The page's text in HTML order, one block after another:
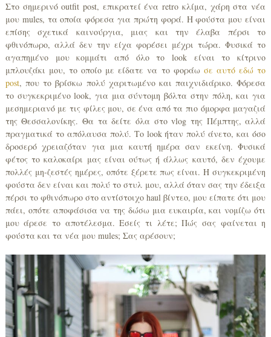
Στο σημερινό outfit post, επικρατεί ένα retro κλίμα, χάρη στα νέα
μου mules, τα οποία φόρεσα για πρώτη φορά. Η φούστα μου είναι
επίσης σχετικά καινούργια, μιας και την έλαβα πέρσι το
φθινόπωρο, αλλά δεν την είχα φορέσει μέχρι τώρα. Φυσικά το
αγαπημένο μου κομμάτι από όλο το look είναι το κίτρινο
μπλουζάκι μου, το οποίο με είδατε να το φοράω σε αυτό εδώ το
post, που το βρίσκω πολύ χαριτωμένο και παιχνιδιάρικο. Φόρεσα
το συγκεκριμένο look, για μια σύντομη βόλτα στην πόλη, και για
μεσημεριανό με τις φίλες μου, σε ένα από τα πιο όμορφα μαγαζιά
της Θεσσαλονίκης. Θα τα δείτε όλα στο vlog της Πέμπτης, αλλά
πραγματικά το απόλαυσα πολύ. Το look ήταν πολύ άνετο, και όσο
δροσερό χρειαζόταν για μια καυτή ημέρα σαν εκείνη. Φυσικά
φέτος το καλοκαίρι μας είναι ούτως ή άλλως καυτό, δεν έχουμε
πολλές μη-ζεστές ημέρες, οπότε ξέρετε πως είναι. Η συγκεκριμένη
φούστα δεν είναι και πολύ το στυλ μου, αλλά όταν σας την έδειξα
πέρσι το φθινόπωρο στο αντίστοιχο haul βίντεο, μου είπατε ότι μου
πάει, οπότε αποφάσισα να της δώσω μια ευκαιρία, και νομίζω ότι
μου άρεσε το αποτέλεσμα. Εσείς τι λέτε; Πώς σας φαίνεται η
φούστα και τα νέα μου mules; Σας αρέσουν;